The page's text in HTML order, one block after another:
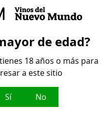
Saber más
de edad?
18 años o más para
a este sitio
Sí No